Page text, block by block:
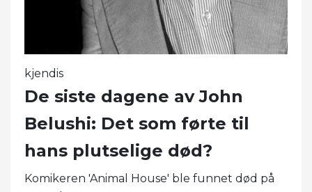
kjendis
De siste dagene av John
Belushi: Det som førte til
hans plutselige død?
Komikeren 'Animal House' ble funnet død på